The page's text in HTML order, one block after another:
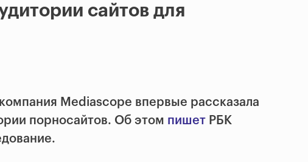
сайтов для
Mediascope впервые рассказала
порносайтов. Об этом пишет РБК